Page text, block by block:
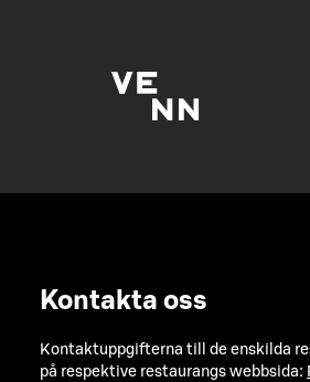
Kontakta oss
Kontaktuppgifterna till de enskilda
på respektive restaurangs webbsida: